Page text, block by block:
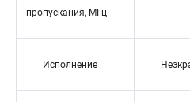
пропускания, МГц
Исполнение